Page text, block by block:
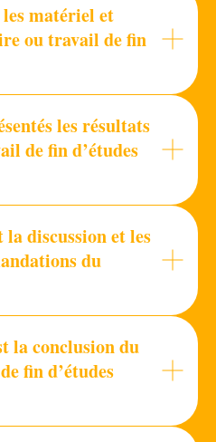
matériel et
ou travail de fin
les résultats
de fin d’études
discussion et les
du
la conclusion du
fin d’études